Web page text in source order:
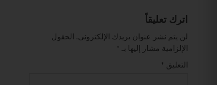
اترك تعليقاً
لن يتم نشر عنوان بريدك الإلكتروني.
الحقول
الإلزامية مشار إليها بـ
*
التعليق *